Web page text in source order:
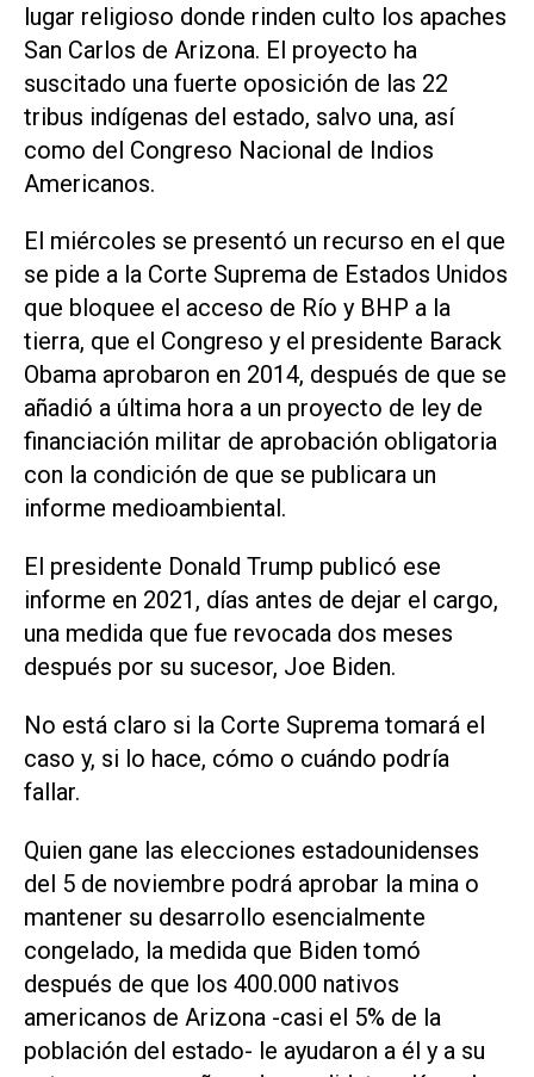
lugar religioso donde rinden culto los apaches
San Carlos de Arizona. El proyecto ha
suscitado una fuerte oposición de las 22
tribus indígenas del estado, salvo una, así
como del Congreso Nacional de Indios
Americanos.
El miércoles se presentó un recurso en el que
se pide a la Corte Suprema de Estados Unidos
que bloquee el acceso de Río y BHP a la
tierra, que el Congreso y el presidente Barack
Obama aprobaron en 2014, después de que se
añadió a última hora a un proyecto de ley de
financiación militar de aprobación obligatoria
con la condición de que se publicara un
informe medioambiental.
El presidente Donald Trump publicó ese
informe en 2021, días antes de dejar el cargo,
una medida que fue revocada dos meses
después por su sucesor, Joe Biden.
No está claro si la Corte Suprema tomará el
caso y, si lo hace, cómo o cuándo podría
fallar.
Quien gane las elecciones estadounidenses
del 5 de noviembre podrá aprobar la mina o
mantener su desarrollo esencialmente
congelado, la medida que Biden tomó
después de que los 400.000 nativos
americanos de Arizona -casi el 5% de la
población del estado- le ayudaron a él y a su